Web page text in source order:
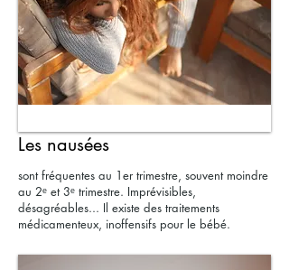
Les nausées
sont fréquentes au 1er trimestre, souvent moindre
au 2ᵉ et 3ᵉ trimestre. Imprévisibles,
désagréables... Il existe des traitements
médicamenteux, inoffensifs pour le bébé.